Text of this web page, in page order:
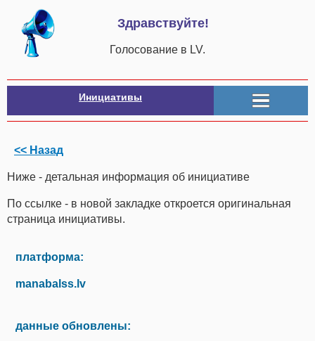
Здравствуйте!
Голосование в LV.
Инициативы
<< Назад
Ниже - детальная информация об инициативе
По ссылке - в новой закладке откроется оригинальная
страница инициативы.
платформа:
manabalss.lv
данные обновлены: